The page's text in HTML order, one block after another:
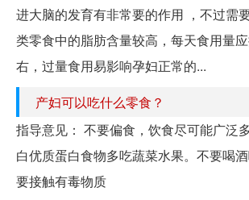
进大脑的发育有非常要的作用 ，不过需
类零食中的脂肪含量较高，每天食用量
右，过量食用易影响孕妇正常的...
产妇可以吃什么零食？
指导意见： 不要偏食，饮食尽可能广泛
白优质蛋白食物多吃蔬菜水果。不要喝
要接触有毒物质